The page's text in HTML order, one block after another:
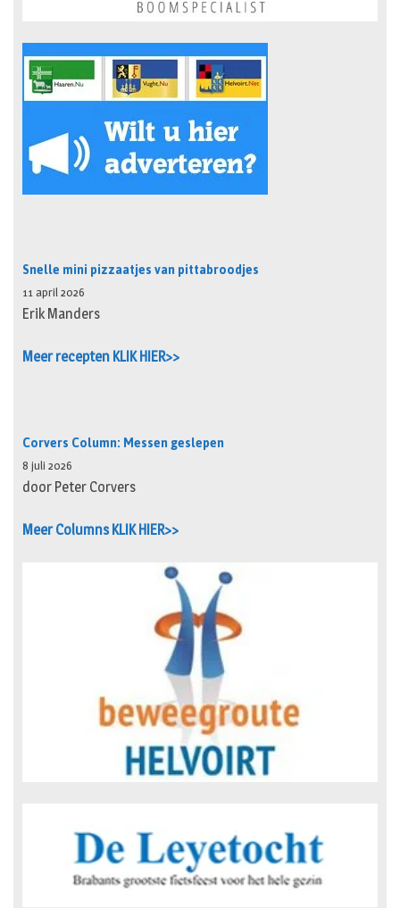
Snelle mini pizzaatjes van pittabroodjes
11 april 2026
Erik Manders
Meer recepten KLIK HIER>>
Corvers Column: Messen geslepen
8 juli 2026
door Peter Corvers
Meer Columns KLIK HIER>>